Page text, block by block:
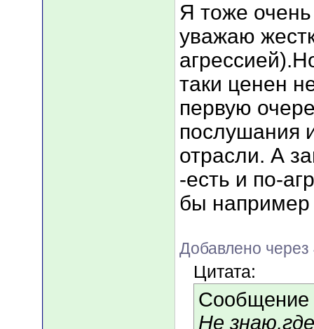
Я тоже
уважаю
таки ценен
первую
послушания
отрасли. А
-есть и по-
бы например
Добавлено
Цитата:
Сообщение
Не